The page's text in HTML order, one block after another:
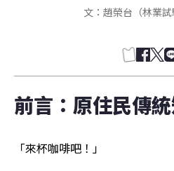
文：趙榮台（林業試
前言：原住民傳
「來杯咖啡吧！」